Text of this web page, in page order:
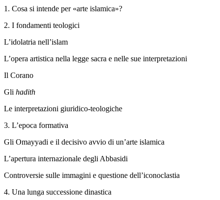
1. Cosa si intende per «arte islamica»?
2. I fondamenti teologici
L’idolatria nell’islam
L’opera artistica nella legge sacra e nelle sue interpretazioni
Il Corano
Gli hadith
Le interpretazioni giuridico-teologiche
3. L’epoca formativa
Gli Omayyadi e il decisivo avvio di un’arte islamica
L’apertura internazionale degli Abbasidi
Controversie sulle immagini e questione dell’iconoclastia
4. Una lunga successione dinastica